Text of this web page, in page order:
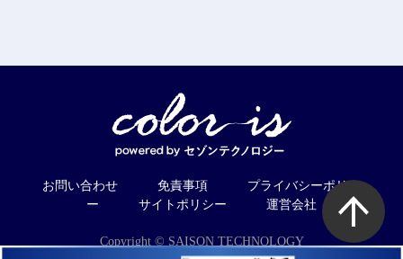
お問い合わせ 免責事項
プライバシーポリシ
ー
サイトポリシー 運営会社
Copyright © SAISON TECHNOLOGY